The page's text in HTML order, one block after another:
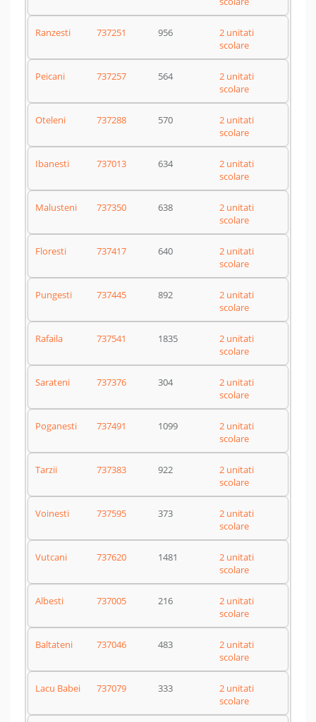
Ranzesti 737251 956
2 unitati
scolare
Peicani 737257 564
2 unitati
scolare
Oteleni 737288 570
2 unitati
scolare
Ibanesti 737013 634
2 unitati
scolare
Malusteni 737350 638
2 unitati
scolare
Floresti 737417 640
2 unitati
scolare
Pungesti 737445 892
2 unitati
scolare
Rafaila 737541 1835
2 unitati
scolare
Sarateni 737376 304
2 unitati
scolare
Poganesti 737491 1099
2 unitati
scolare
Tarzii 737383 922
2 unitati
scolare
Voinesti 737595 373
2 unitati
scolare
Vutcani 737620 1481
2 unitati
scolare
Albesti 737005 216
2 unitati
scolare
Baltateni 737046 483
2 unitati
scolare
Lacu Babei 737079 333
2 unitati
scolare